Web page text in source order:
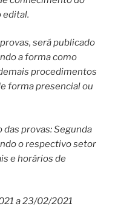
edital.
será publicado
a forma como
procedimentos
forma presencial ou
das provas: Segunda
o respectivo setor
e horários de
a 23/02/2021